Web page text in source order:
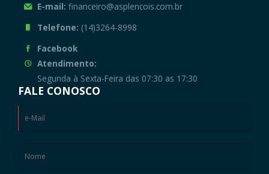
E-mail: financeiro@asplencois.com.br
Telefone: (14)3264-8998
Facebook
Atendimento:
Segunda à Sexta-Feira das 07:30 as 17:30
FALE CONOSCO